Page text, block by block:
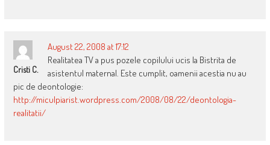
Cristi C.
August 22, 2008 at 17:12
Realitatea TV a pus pozele copilului ucis la Bistrita de
asistentul maternal. Este cumplit, oamenii acestia nu au
pic de deontologie:
http://miculpiarist.wordpress.com/2008/08/22/deontologia-
realitatii/